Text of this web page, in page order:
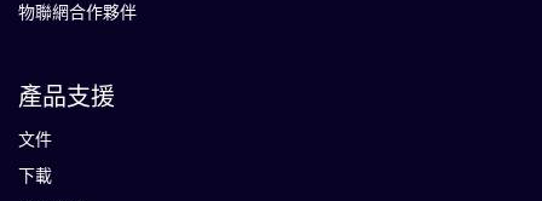
物聯網合作夥伴
產品支援
文件
下載